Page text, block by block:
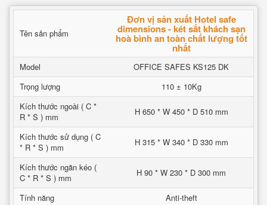
Tên sản phẩm
Đơn vị sản xuất Hotel safe
dimensions - két sắt khách sạn
hoà bình an toàn chất lượng tốt
nhất
Model
OFFICE SAFES KS125 DK
Trọng lượng
110 ± 10Kg
Kích thước ngoài ( C *
R * S ) mm
H 650 * W 450 * D 510 mm
Kích thước sử dụng ( C
* R * S ) mm
H 315 * W 340 * D 330 mm
Kích thước ngăn kéo (
C * R * S ) mm
H 90 * W 230 * D 300 mm
Tính năng
Anti-theft